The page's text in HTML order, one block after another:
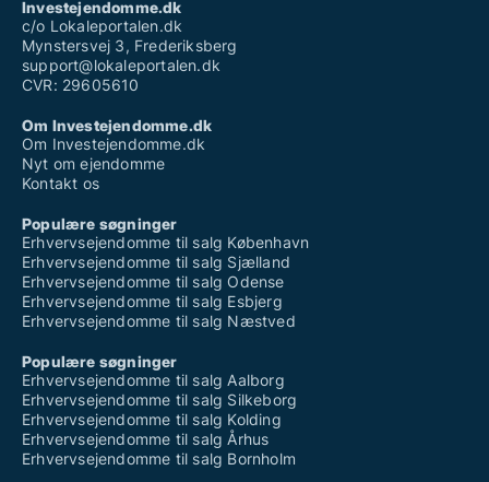
Investejendomme.dk
c/o Lokaleportalen.dk
Mynstersvej 3, Frederiksberg
support@lokaleportalen.dk
CVR: 29605610
Om Investejendomme.dk
Om Investejendomme.dk
Nyt om ejendomme
Kontakt os
Populære søgninger
Erhvervsejendomme til salg København
Erhvervsejendomme til salg Sjælland
Erhvervsejendomme til salg Odense
Erhvervsejendomme til salg Esbjerg
Erhvervsejendomme til salg Næstved
Populære søgninger
Erhvervsejendomme til salg Aalborg
Erhvervsejendomme til salg Silkeborg
Erhvervsejendomme til salg Kolding
Erhvervsejendomme til salg Århus
Erhvervsejendomme til salg Bornholm